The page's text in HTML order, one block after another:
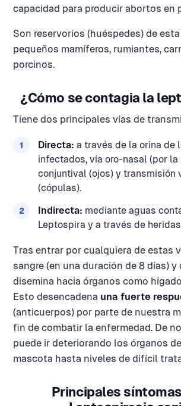
capacidad para producir abortos en
Son reservorios (huéspedes) de
pequeños mamíferos, rumiantes,
porcinos.
¿Cómo se contagia la
Tiene dos principales vías de
Directa: a través de la orina de
infectados, vía oro-nasal (por la
conjuntival (ojos) y transmisión
(cópulas).
Indirecta: mediante aguas
Leptospira y a través de
Tras entrar por cualquiera de estas
sangre (en una duración de 8 días) y
disemina hacia órganos como
Esto desencadena una fuerte
(anticuerpos) por parte de nuestra
fin de combatir la enfermedad. De
puede ir deteriorando los órganos
mascota hasta niveles de difícil
Principales